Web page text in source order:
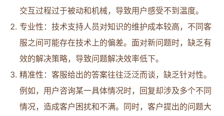
交互过程过于被动和机械，导致用户感受不到温度。
专业性：技术支持人员对知识的维护成本较高，不同客
服之间可能存在技术上的偏差。面对新问题时，缺乏有
效的解决策略，导致问题解决效率低下。
精准性：客服给出的答案往往泛泛而谈，缺乏针对性。
例如，用户咨询某一具体情况时，回复却涉及多个不同
情况，造成客户困扰和不满。同时，客户提出的问题大